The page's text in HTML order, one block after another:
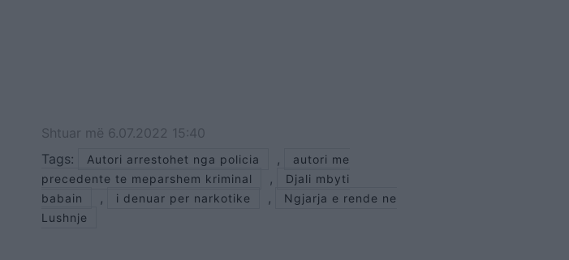
Shtuar më 6.07.2022 15:40
Tags:
Autori arrestohet nga policia ,
autori me
precedente te meparshem kriminal
,
Djali mbyti
babain
, i denuar per narkotike ,
Ngjarja e rende ne
Lushnje